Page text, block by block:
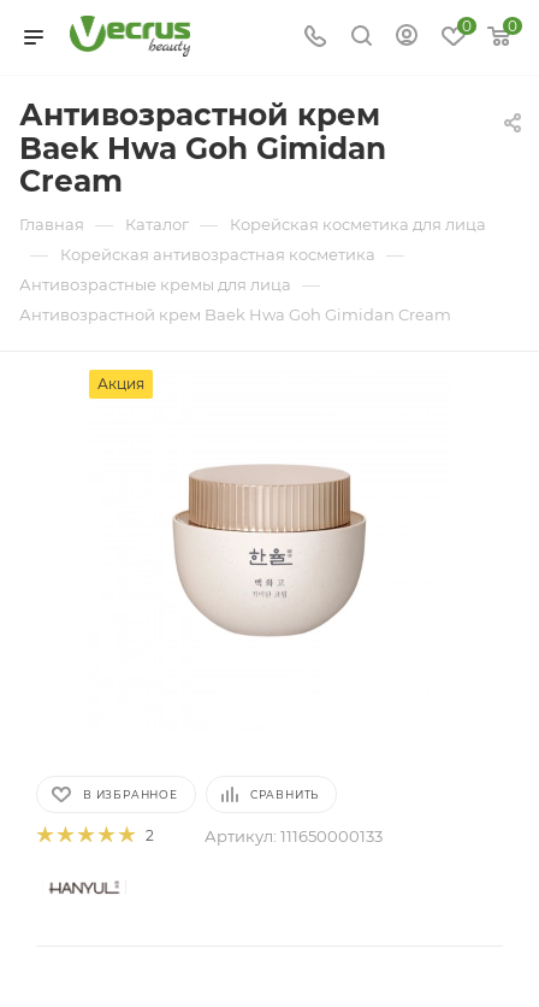
0 0
Антивозрастной крем
Baek Hwa Goh Gimidan
Cream
Главная — Каталог — Корейская косметика для лица
— Корейская антивозрастная косметика —
Антивозрастные кремы для лица —
Антивозрастной крем Baek Hwa Goh Gimidan Cream
Акция
В ИЗБРАННОЕ СРАВНИТЬ
2 Артикул: 111650000133